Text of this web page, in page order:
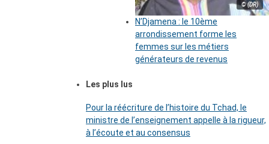
© (DR)
N’Djamena : le 10ème
arrondissement forme les
femmes sur les métiers
générateurs de revenus
Les plus lus
Pour la réécriture de l’histoire du Tchad, le
ministre de l’enseignement appelle à la rigueur,
à l’écoute et au consensus